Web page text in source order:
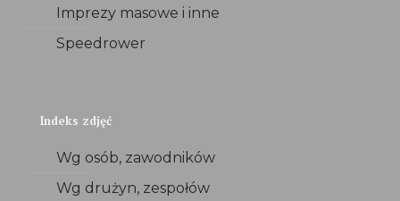
Imprezy masowe i inne
Speedrower
Indeks zdjęć
Wg osób, zawodników
Wg drużyn, zespołów